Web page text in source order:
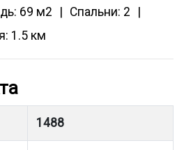
69 м2
Спальни: 2
1.5 км
1488